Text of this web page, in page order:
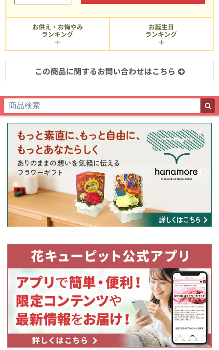
お供え・お悔やみ
ランキング
お誕生日
ランキング
この商品に関するお問い合わせはこちら